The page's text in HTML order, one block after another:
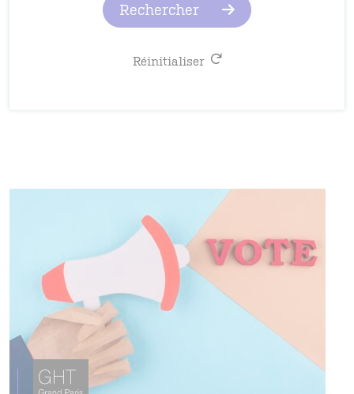
Rechercher
Réinitialiser